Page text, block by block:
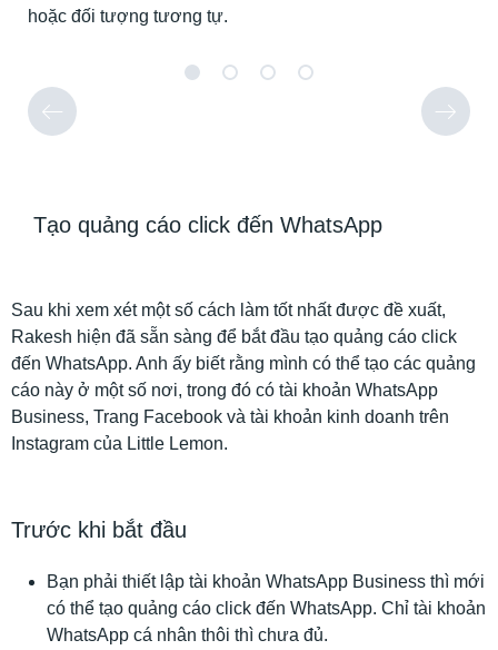
hoặc đối tượng tương tự.
Tạo quảng cáo click đến WhatsApp
Sau khi xem xét một số cách làm tốt nhất được đề xuất,
Rakesh hiện đã sẵn sàng để bắt đầu tạo quảng cáo click
đến WhatsApp. Anh ấy biết rằng mình có thể tạo các quảng
cáo này ở một số nơi, trong đó có tài khoản WhatsApp
Business, Trang Facebook và tài khoản kinh doanh trên
Instagram của Little Lemon.
Trước khi bắt đầu
Bạn phải thiết lập tài khoản WhatsApp Business thì mới
có thể tạo quảng cáo click đến WhatsApp. Chỉ tài khoản
WhatsApp cá nhân thôi thì chưa đủ.